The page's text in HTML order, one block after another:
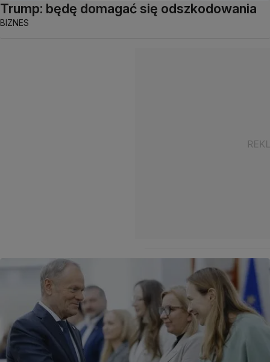
Trump: będę domagać się odszkodowania
BIZNES